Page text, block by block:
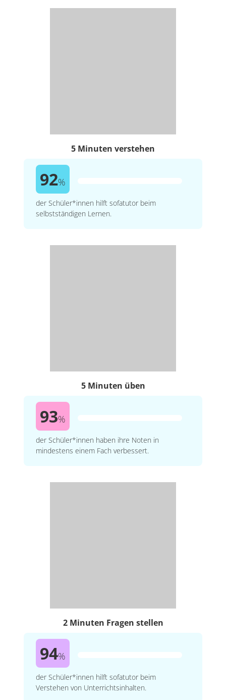
5 Minuten verstehen
92%
der Schüler*innen hilft sofatutor beim
selbstständigen Lernen.
5 Minuten üben
93%
der Schüler*innen haben ihre Noten in
mindestens einem Fach verbessert.
2 Minuten Fragen stellen
94%
der Schüler*innen hilft sofatutor beim
Verstehen von Unterrichtsinhalten.